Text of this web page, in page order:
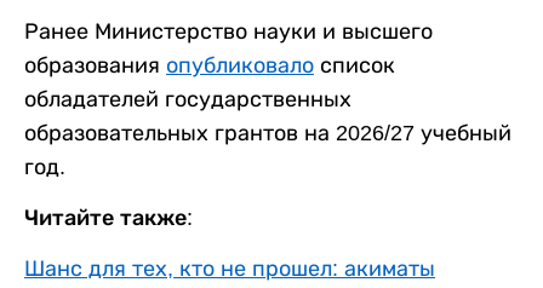
Ранее Министерство науки и высшего
образования опубликовало список
обладателей государственных
образовательных грантов на 2026/27 учебный
год.
Читайте также:
Шанс для тех, кто не прошел: акиматы